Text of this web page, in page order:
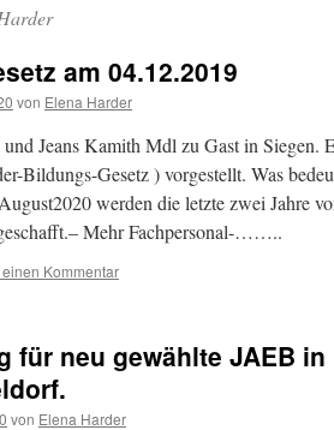
am 04.12.2019
von Elena Harder
Jeans Kamith Mdl zu Gast in Siegen.
Bildungs-Gesetz ) vorgestellt. Was
werden die letzte zwei Jahre
Mehr Fachpersonal-……..
Kommentar
für neu gewählte JAEB in
von Elena Harder